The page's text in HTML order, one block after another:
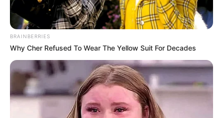
BRAINBERRIES
Why Cher Refused To Wear The Yellow Suit For Decades